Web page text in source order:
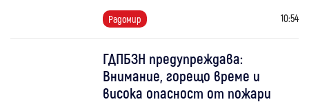
Радомир 10:54
ГДПБЗН предупреждава:
Внимание, горещо време и
висока опасност от пожари